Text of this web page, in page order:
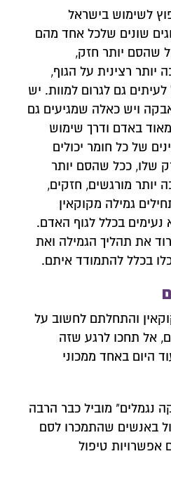
לשיחת יעוץ אנונימית
לשימוש בישראל
שונים שלכל אחד מהם
שהסם יותר חזק,
רצינית על הגוף,
לעיתים גם לגרום למוות. יש
ויש כאלה שמגיעים גם
באדם ודרך שימוש
של כל חומר יכולים
שלו, ככל שהסם יותר
יותר מורגשים, חזקים,
גמילה מקוקאין
נעימים בכלל לגוף האדם.
את תהליך הגמילה ואת
בכלל להתמודד איתם.
והתחלתם לחשוב על
אל תחכו לרגע שזה
היום באחד ממכוני
נגמלים" מוביל כבר הרבה
באנשים שהתמכרו לסם
אפשרויות טיפול